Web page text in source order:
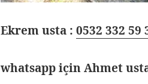
Ekrem usta :0532 332 59
whatsapp için Ahmet